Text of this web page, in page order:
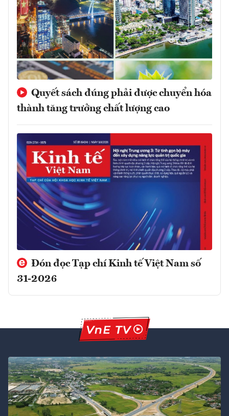
Quyết sách đúng phải được chuyển hóa
thành tăng trưởng chất lượng cao
Đón đọc Tạp chí Kinh tế Việt Nam số
31-2026